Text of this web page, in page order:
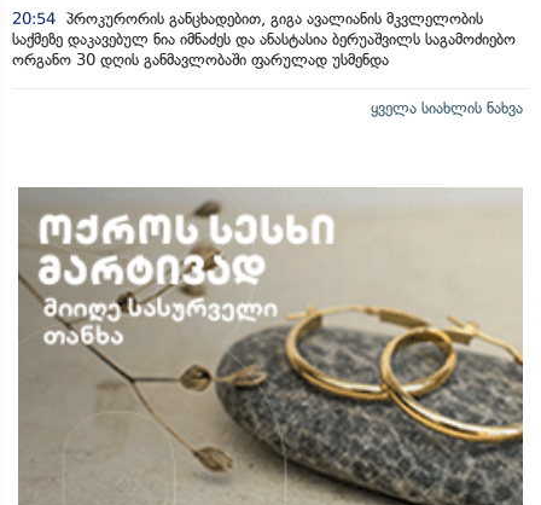
20:54 პროკურორის განცხადებით, გიგა ავალიანის მკვლელობის
საქმეზე დაკავებულ ნია იმნაძეს და ანასტასია ბერუაშვილს საგამოძიებო
ორგანო 30 დღის განმავლობაში ფარულად უსმენდა
ყველა სიახლის ნახვა